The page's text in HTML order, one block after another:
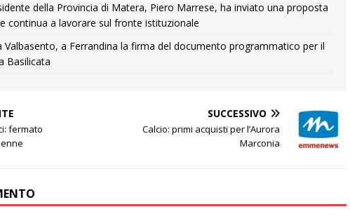
della Provincia di Matera, Piero Marrese, ha inviato una proposta
continua a lavorare sul fronte istituzionale
Valbasento, a Ferrandina la firma del documento programmatico per il
Basilicata
fermato
SUCCESSIVO
Calcio: primi acquisti per l’Aurora
Marconia